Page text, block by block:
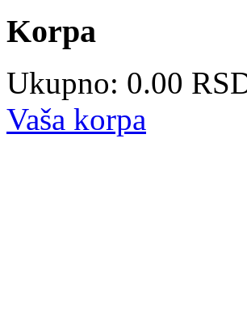
Korpa
Ukupno: 0.00
Vaša korpa